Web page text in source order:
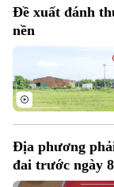
Công nghệ
Ẩm thực
Hồ sơ
Người Việt 4 phương
Tin tức
Cafe sáng
Tài chính Ngân
Nhà đất
Đầu tư
Căn hộ
Đất đai
Ô tô
Xe máy
Giáo dục
Tin tức
Tuyển sinh
Văn hóa
Đề xuất đánh
nền
Địa phương
đai trước ngày